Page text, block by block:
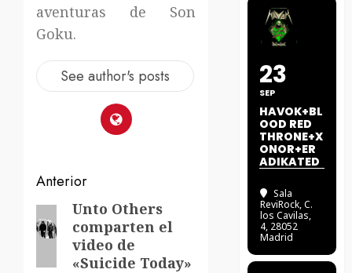
aventuras de Son
Goku.
See author's posts
Navegación
de
entradas
Anterior
Entrada
anterior:
Unto Others
comparten el
video de
«Suicide Today»
23
SEP
HAVOK+BL
OOD RED
THRONE+X
ONOR+ER
ADIKATED
Sala
ReviRock, C.
los Cavilas,
4, 28052
Madrid